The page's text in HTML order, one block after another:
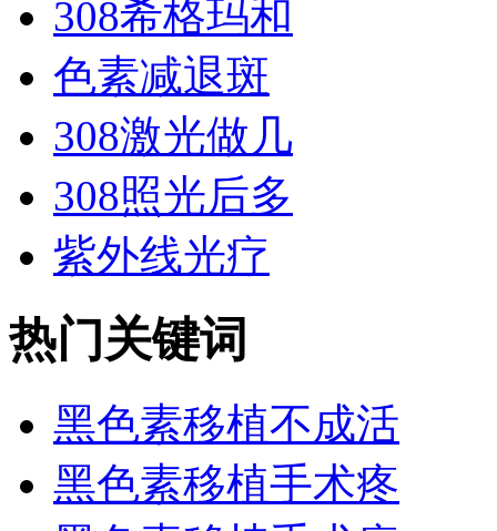
308希格玛和
色素减退斑
308激光做几
308照光后多
紫外线光疗
热门关键词
黑色素移植不成活
黑色素移植手术疼